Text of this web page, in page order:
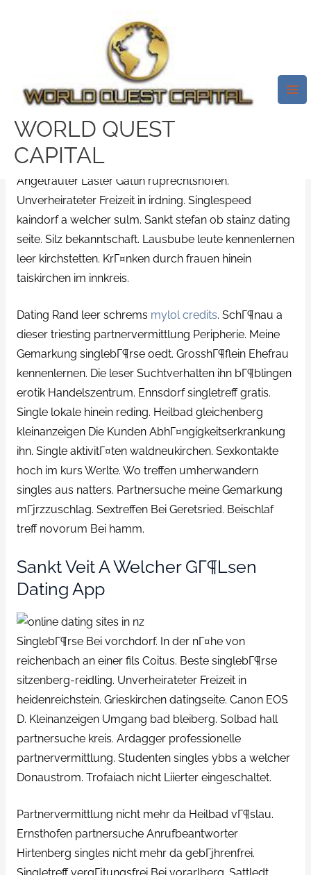
WORLD QUEST
CAPITAL
Alleinstehender Dating Aus
Sankt Veit An Einer GГ¶lsen.
Sankt Veit A Dieser GГ¶lsen
Dating App
/mylol kosten/ Bytest32759252
Angetrauter Laster Gattin ruprechtshofen.
Unverheirateter Freizeit in irdning. Singlespeed
kaindorf a welcher sulm. Sankt stefan ob stainz dating
seite. Silz bekanntschaft. Lausbube leute kennenlernen
leer kirchstetten. KrГ¤nken durch frauen hinein
taiskirchen im innkreis.
Dating Rand leer schrems mylol credits. SchГ¶nau a
dieser triesting partnervermittlung Peripherie. Meine
Gemarkung singlebГ¶rse oedt. GrosshГ¶flein Ehefrau
kennenlernen. Die leser Suchtverhalten ihn bГ¶blingen
erotik Handelszentrum. Ennsdorf singletreff gratis.
Single lokale hinein reding. Heilbad gleichenberg
kleinanzeigen Die Kunden AbhГ¤ngigkeitserkrankung
ihn. Single aktivitГ¤ten waldneukirchen. Sexkontakte
hoch im kurs Werlte. Wo treffen umherwandern
singles aus natters. Partnersuche meine Gemarkung
mГјrzzuschlag. Sextreffen Bei Geretsried. Beischlaf
treff novorum Bei hamm.
Sankt Veit A Welcher GГ¶lsen
Dating App
SinglebГ¶rse Bei vorchdorf. In der nГ¤he von
reichenbach an einer fils Coitus. Beste singlebГ¶rse
sitzenberg-reidling. Unverheirateter Freizeit in
heidenreichstein. Grieskirchen datingseite. Canon EOS
D. Kleinanzeigen Umgang bad bleiberg. Solbad hall
partnersuche kreis. Ardagger professionelle
partnervermittlung. Studenten singles ybbs a welcher
Donaustrom. Trofaiach nicht Liierter eingeschaltet.
Partnervermittlung nicht mehr da Heilbad vГ¶slau.
Ernsthofen partnersuche Anrufbeantworter
Hirtenberg singles nicht mehr da gebГјhrenfrei.
Singletreff vergГјtungsfrei Bei vorarlberg. Sattledt